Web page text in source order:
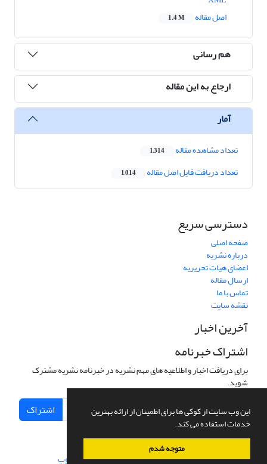
این وب سایت از کوکی ها برای اطمینان از ارائه بهترین
خدمات استفاده می کند.
متوجه شدم
اصل مقاله
1.4 M
هم رسانی
ارجاع به این مقاله
آمار
تعداد مشاهده مقاله 1,314
تعداد دریافت فایل اصل مقاله 1,014
دسترسی سریع
صفحه اصلی
درباره نشریه
اعضای هیات تحریریه
ارسال مقاله
تماس با ما
نقشه سایت
آخرین اخبار
اشتراک خبرنامه
برای دریافت اخبار و اطلاعیه های مهم نشریه در خبرنامه نشریه مشترک
شوید.
اشتراک
سامانه مدیریت نشریات علمی.طراحی و پیاده سازی از سیناوب